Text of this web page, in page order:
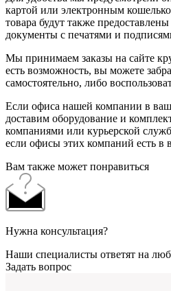
картой или электронным
товара будут также
документы с печатями и
Мы принимаем заказы на сайте
есть возможность, вы можете
самостоятельно, либо
Если офиса нашей компании в
доставим оборудование и
компаниями или курьерской
если офисы этих компаний есть в
Вам также может понравиться
Нужна консультация?
Наши специалисты ответят на
Задать вопрос